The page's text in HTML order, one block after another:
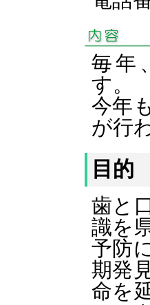
毎年
す
今年
が行
目的
歯と
識を
予防
期発
命を